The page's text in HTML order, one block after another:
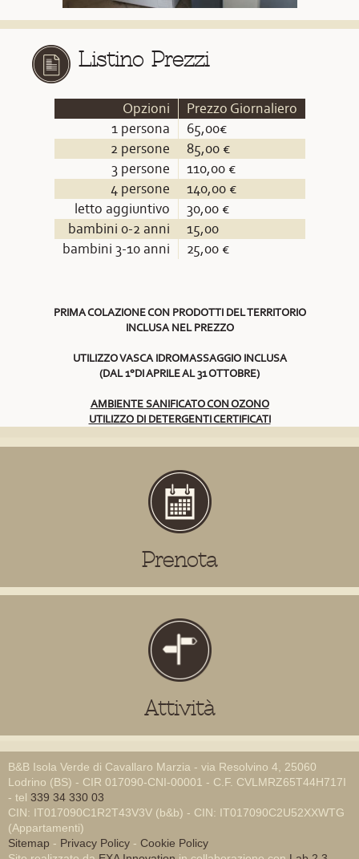
Listino Prezzi
Opzioni
Prezzo Giornaliero
1 persona
65,00€
2 persone
85,00 €
3 persone
110,00 €
4 persone
140,00 €
letto aggiuntivo
30,00 €
bambini 0-2 anni
15,00
bambini 3-10 anni
25,00 €
PRIMA COLAZIONE CON PRODOTTI DEL TERRITORIO
INCLUSA NEL PREZZO
UTILIZZO VASCA IDROMASSAGGIO INCLUSA
(DAL 1°DI APRILE AL 31 OTTOBRE)
AMBIENTE SANIFICATO CON OZONO
UTILIZZO DI DETERGENTI CERTIFICATI
Prenota
Attività
B&B Isola Verde di Cavallaro Marzia - via Resolvino 4, 25060
Lodrino (BS) - CIR 017090-CNI-00001 - C.F. CVLMRZ65T44H717I
- tel 339 34 330 03
CIN: IT017090C1R2T43V3V (b&b) - CIN: IT017090C2U52XXWTG
(Appartamenti)
Sitemap - Privacy Policy - Cookie Policy